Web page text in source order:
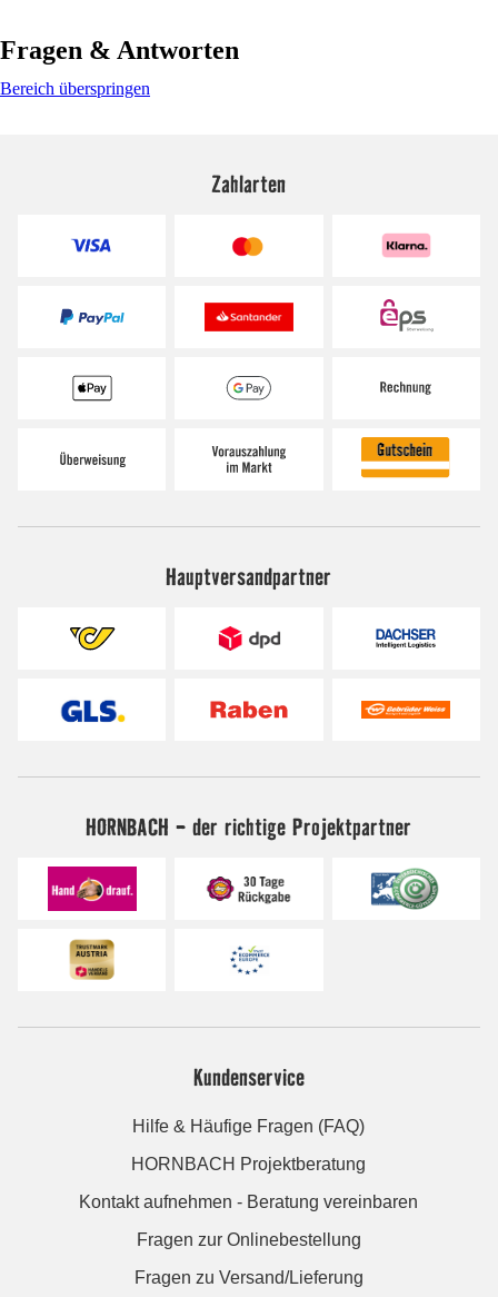
Fragen & Antworten
Bereich überspringen
Zahlarten
Hauptversandpartner
HORNBACH - der richtige Projektpartner
Kundenservice
Hilfe & Häufige Fragen (FAQ)
HORNBACH Projektberatung
Kontakt aufnehmen - Beratung vereinbaren
Fragen zur Onlinebestellung
Fragen zu Versand/Lieferung